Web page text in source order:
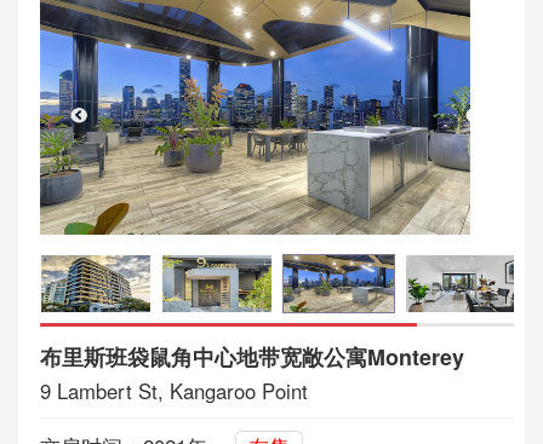
布里斯班袋鼠角中心地带宽敞公寓Monterey
9 Lambert St, Kangaroo Point